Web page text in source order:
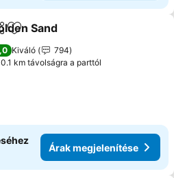
Hozzáadás a kedvencekhez
Sand
Kiváló
794
0.1 km távolságra a parttól
Árak megjelenítése